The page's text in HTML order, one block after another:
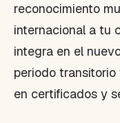
reconocimiento
internacional a tu
integra en el
periodo
en certificados y